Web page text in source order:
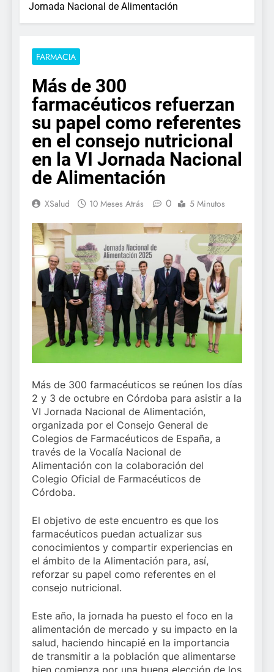
Jornada Nacional de Alimentación
FARMACIA
Más de 300
farmacéuticos refuerzan
su papel como referentes
en el consejo nutricional
en la VI Jornada Nacional
de Alimentación
XSalud 10 Meses Atrás 0 5 Minutos
Más de 300 farmacéuticos se reúnen los días
2 y 3 de octubre en Córdoba para asistir a la
VI Jornada Nacional de Alimentación,
organizada por el Consejo General de
Colegios de Farmacéuticos de España, a
través de la Vocalía Nacional de
Alimentación con la colaboración del
Colegio Oficial de Farmacéuticos de
Córdoba.
El objetivo de este encuentro es que los
farmacéuticos puedan actualizar sus
conocimientos y compartir experiencias en
el ámbito de la Alimentación para, así,
reforzar su papel como referentes en el
consejo nutricional.
Este año, la jornada ha puesto el foco en la
alimentación de mercado y su impacto en la
salud, haciendo hincapié en la importancia
de transmitir a la población que alimentarse